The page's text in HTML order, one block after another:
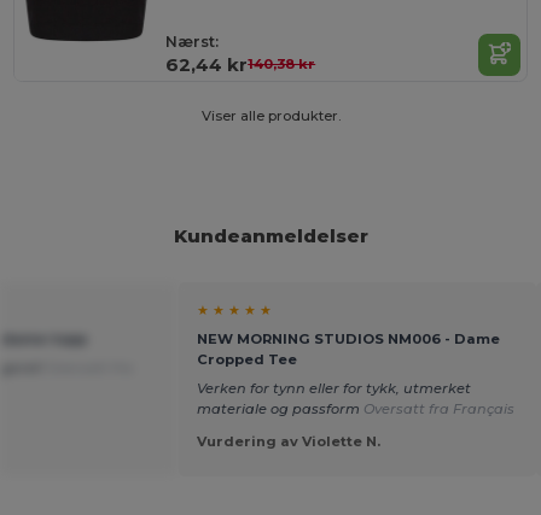
Nærst:
62,44 kr140,38 kr
Viser alle produkter.
Kundeanmeldelser
★ ★ ★ ★ ★
NEW MORNING STUDIOS NM006 - Dame
Cropped Tee
Verken for tynn eller for tykk, utmerket
materiale og passform Oversatt fra Français
Vurdering av Violette N.